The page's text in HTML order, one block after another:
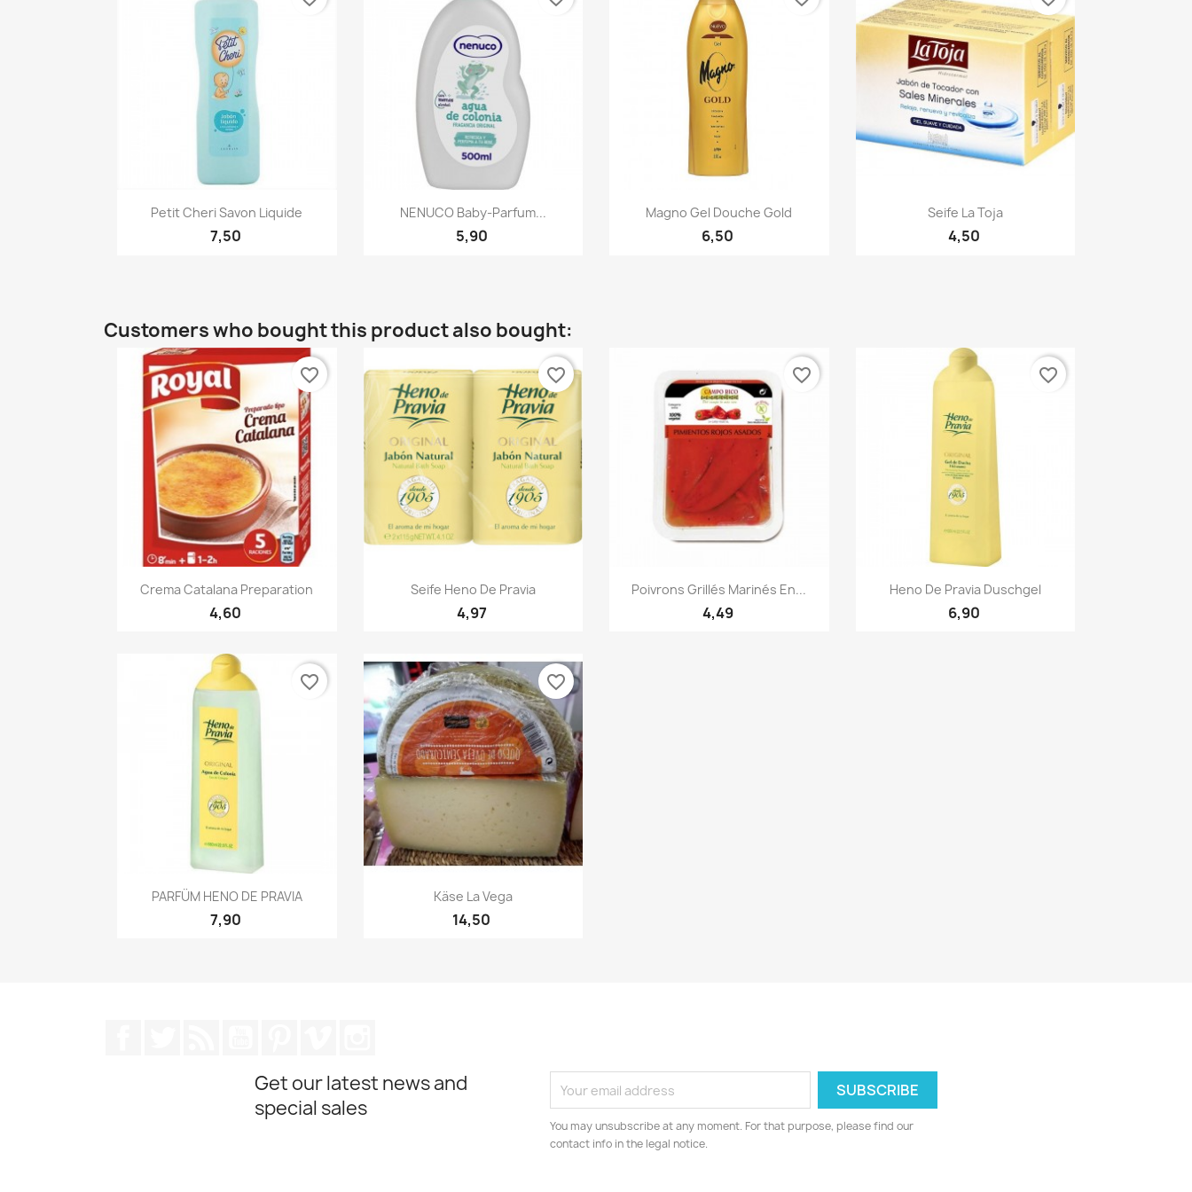
Quick view
Petit Cheri Savon Liquide
7,50
Quick view
NENUCO Baby-Parfum...
5,90
Quick view
Magno Gel Douche Gold
6,50
Quick view
Seife La Toja
4,50
Customers who bought this product also bought:
Quick view
Crema Catalana Preparation
4,60
favorite_border
Quick view
Seife Heno De Pravia
4,97
favorite_border
Quick view
Poivrons Grillés Marinés En...
4,49
favorite_border
Quick view
Heno De Pravia Duschgel
6,90
favorite_border
Quick view
PARFÜM HENO DE PRAVIA
7,90
favorite_border
Quick view
Käse La Vega
14,50
favorite_border
Get our latest news and
special sales
You may unsubscribe at any moment. For that purpose, please find our
contact info in the legal notice.